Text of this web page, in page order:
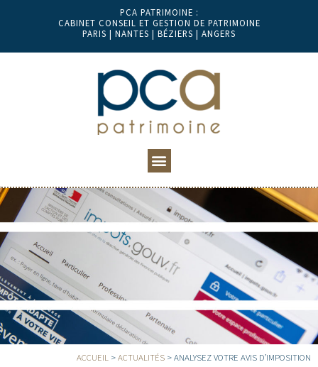
PCA PATRIMOINE :
CABINET CONSEIL ET GESTION DE PATRIMOINE
PARIS | NANTES | BÉZIERS | ANGERS
ACCUEIL >ACTUALITÉS >ANALYSEZ VOTRE AVIS D’IMPOSITION